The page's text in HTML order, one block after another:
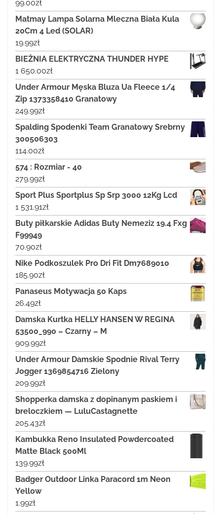
99.00zł
Matmay Lampa Solarna Mleczna Biała Kula
20Cm 4 Led (SOLAR)
19.99zł
BIEŻNIA ELEKTRYCZNA THUNDER HYPE
1 650.00zł
Under Armour Męska Bluza Ua Fleece 1/4
Zip 1373358410 Granatowy
249.99zł
Spalding Spodenki Team Granatowy Srebrny
300506303
114.00zł
574 : Rozmiar - 40
279.99zł
Sport Plus Sportplus Sp Srp 3000 12Kg Lcd
1 531.91zł
Buty piłkarskie Adidas Buty Nemeziz 19.4 Fxg
F99949
70.90zł
Nike Podkoszulek Pro Dri Fit Dm7689010
185.90zł
Panaseus Motywacja 50 Kaps
26.49zł
Damska Kurtka HELLY HANSEN W REGINA
53500_990 – Czarny – M
909.99zł
Under Armour Damskie Spodnie Rival Terry
Jogger 1369854716 Zielony
209.99zł
Shopperka damska z dopinanym paskiem i
breloczkiem — LuluCastagnette
205.43zł
Kambukka Reno Insulated Powdercoated
Matte Black 500Ml
139.99zł
Badger Outdoor Linka Paracord 1m Neon
Yellow
1.99zł